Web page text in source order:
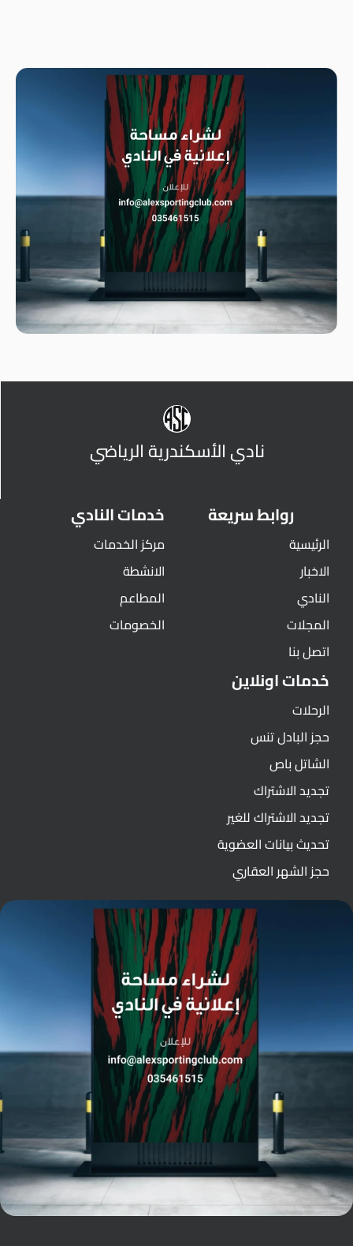
نادي الأسكندرية الرياضي
روابط سريعة
الرئيسية
الاخبار
النادي
المجلات
اتصل بنا
خدمات النادي
مركز الخدمات
الانشطة
المطاعم
الخصومات
خدمات اونلاين
الرحلات
حجز البادل تنس
الشاتل باص
تجديد الاشتراك
تجديد الاشتراك للغير
تحديث بيانات العضوية
حجز الشهر العقاري